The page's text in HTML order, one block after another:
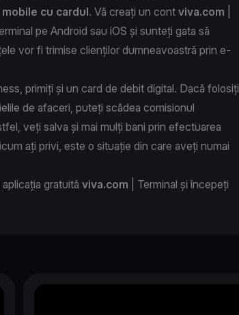
cu cardul. Vă creați un cont viva.com
pe Android sau iOS și sunteți gata să
vor fi trimise clienților dumneavoastră prin e-
primiți și un card de debit digital. Dacă folosiți
de afaceri, puteți scădea comisionul
veți salva și mai mulți bani prin efectuarea
ați privi, este o situație din care aveți numai
gratuită viva.com | Terminal și începeți